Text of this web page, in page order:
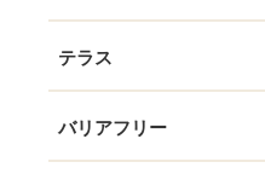
テラス
バリアフリー